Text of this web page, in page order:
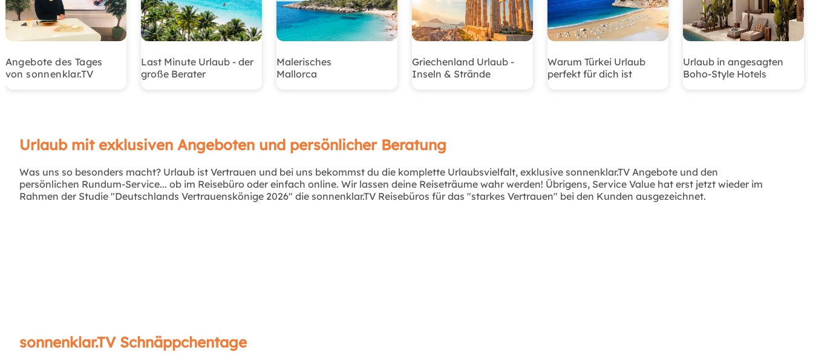
Angebote des Tages
von sonnenklar.TV
Last Minute Urlaub - der
große Berater
Malerisches
Mallorca
Griechenland Urlaub -
Inseln & Strände
Warum Türkei Urlaub
perfekt für dich ist
Urlaub in angesagten
Boho-Style Hotels
Urlaub mit exklusiven Angeboten und persönlicher Beratung
Was uns so besonders macht? Urlaub ist Vertrauen und bei uns bekommst du die komplette Urlaubsvielfalt, exklusive sonnenklar.TV Angebote und den
persönlichen Rundum-Service... ob im Reisebüro oder einfach online. Wir lassen deine Reiseträume wahr werden! Übrigens, Service Value hat erst jetzt wieder im
Rahmen der Studie "Deutschlands Vertrauenskönige 2026" die sonnenklar.TV Reisebüros für das "starkes Vertrauen" bei den Kunden ausgezeichnet.
sonnenklar.TV Schnäppchentage